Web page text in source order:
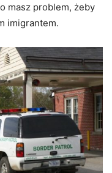
masz problem, żeby
imigrantem.